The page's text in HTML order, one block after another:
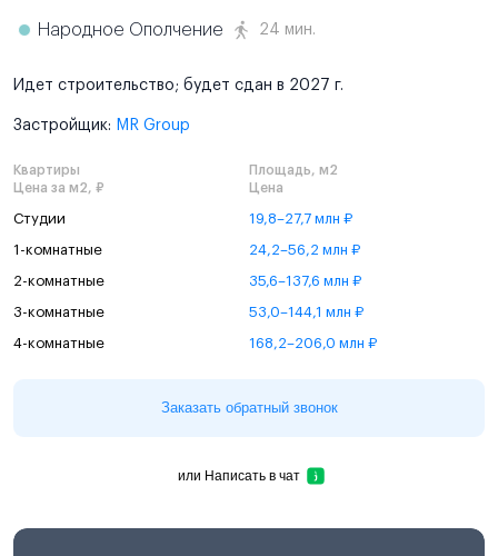
Народное Ополчение 24 мин.
Идет строительство; будет сдан в 2027 г.
Застройщик: MR Group
Квартиры
Площадь, м2
Цена за м2, ₽
Цена
Студии 19,8–27,7 млн ₽
1-комнатные 24,2–56,2 млн ₽
2-комнатные 35,6–137,6 млн ₽
3-комнатные 53,0–144,1 млн ₽
4-комнатные 168,2–206,0 млн ₽
Заказать обратный звонок
или Написать в чат